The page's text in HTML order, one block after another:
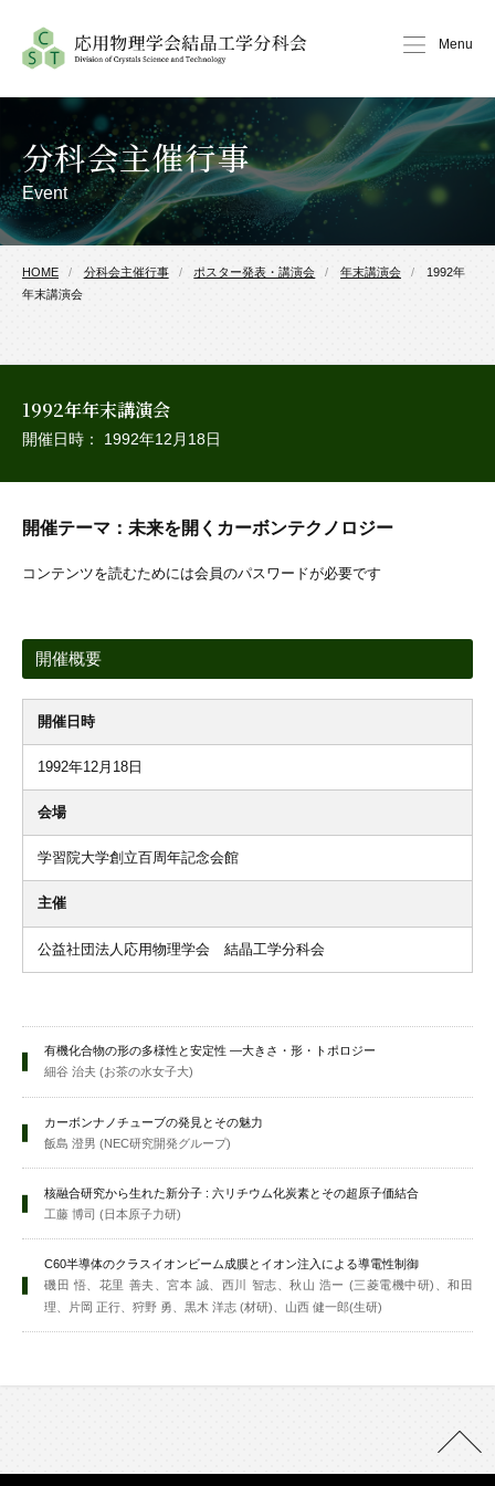
Menu
Event
分科会主催行事
HOME 分科会主催行事 ポスター発表・講演会 年末講演会
1992年
年末講演会
1992年年末講演会
開催日時： 1992年12月18日
開催テーマ：未来を開くカーボンテクノロジー
コンテンツを読むためには会員のパスワードが必要です
開催概要
開催日時
1992年12月18日
会場
学習院大学創立百周年記念会館
主催
公益社団法人応用物理学会 結晶工学分科会
有機化合物の形の多様性と安定性 —大きさ・形・トポロジー
細谷 治夫 (お茶の水女子大)
カーボンナノチューブの発見とその魅力
飯島 澄男 (NEC研究開発グループ)
核融合研究から生れた新分子 : 六リチウム化炭素とその超原子価結合
工藤 博司 (日本原子力研)
C60半導体のクラスイオンビーム成膜とイオン注入による導電性制御
磯田 悟、花里 善夫、宮本 誠、西川 智志、秋山 浩ー (三菱電機中研)、和田
理、片岡 正行、狩野 勇、黒木 洋志 (材研)、山西 健一郎(生研)